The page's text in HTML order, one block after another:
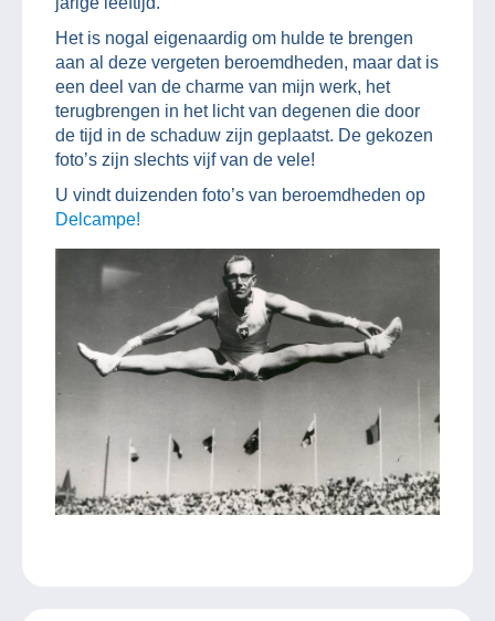
Het is nogal eigenaardig om hulde te brengen
aan al deze vergeten beroemdheden, maar dat is
een deel van de charme van mijn werk, het
terugbrengen in het licht van degenen die door
de tijd in de schaduw zijn geplaatst. De gekozen
foto’s zijn slechts vijf van de vele!
U vindt duizenden foto’s van beroemdheden op
Delcampe!